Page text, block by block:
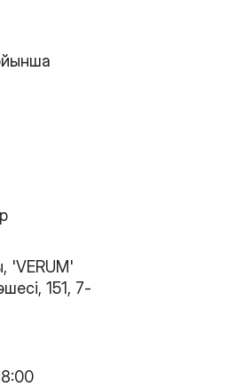
'VERUM'
151, 7-